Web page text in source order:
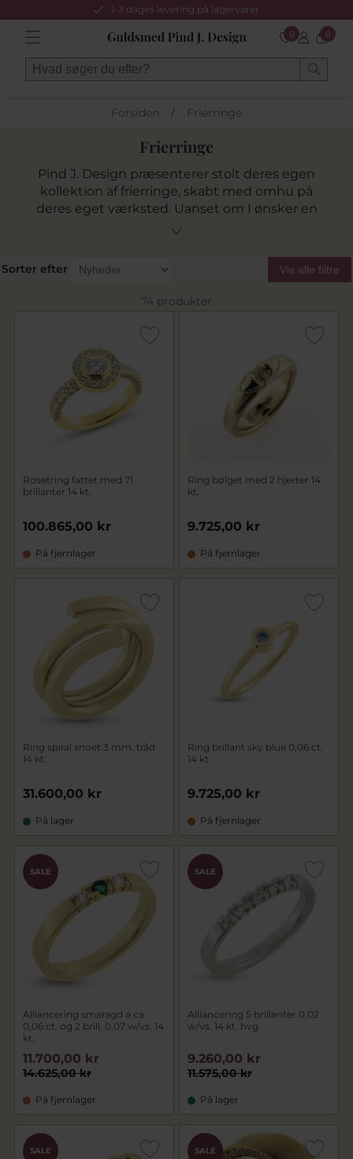
1-3 dages levering på lagervarer
0 0
Forsiden / Frierringe
Frierringe
Pind J. Design præsenterer stolt deres egen
kollektion af frierringe, skabt med omhu på
deres eget værksted. Uanset om I ønsker en
klassisk eller unik ring, tilbyder vi et bredt
designet til at symbolisere jeres kærlighed.
Vores håndværk sikrer høj kvalitet og mulighed
for specialfremstillede designs, der matcher
Collection Pind J, og bestil nemt online med
hurtig levering.
Sorter efter Vis alle filtre
74 produkter
Rosetring fattet med 71
brillanter 14 kt.
100.865,00 kr
På fjernlager
Ring bølget med 2 hjerter 14
kt.
9.725,00 kr
På fjernlager
Ring spiral snoet 3 mm. tråd
14 kt.
31.600,00 kr
På lager
Ring brillant sky blue 0,06 ct.
14 kt.
9.725,00 kr
På fjernlager
SALE
Alliancering smaragd a ca.
0,06 ct. og 2 brill. 0,07 w/vs. 14
kt.
14.625,00 kr
11.700,00 kr
På fjernlager
SALE
Alliancering 5 brillanter 0,02
w/vs. 14 kt. hvg.
11.575,00 kr
9.260,00 kr
På lager
SALE SALE